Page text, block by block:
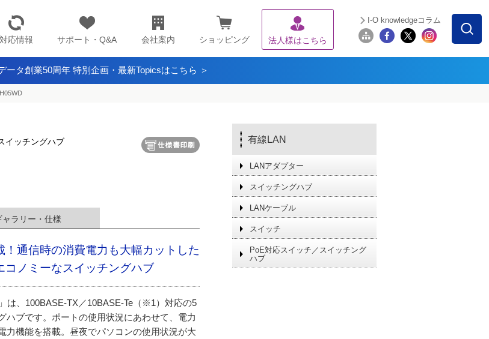
対応情報 サポート・Q&A 会社案内 ショッピング 法人様はこちら
I-O knowledgeコラム
ータ創業50周年 特別企画・最新Topicsはこちら ＞
イッチングハブ
ャラリー・仕様
！通信時の消費電力も大幅カットした
コノミーなスイッチングハブ
は、100BASE-TX／10BASE-Te（※1）対応の5
ハブです。ポートの使用状況にあわせて、電力
力機能を搭載。昼夜でパソコンの使用状況が大
有線LAN
LANアダプター
スイッチングハブ
LANケーブル
スイッチ
PoE対応スイッチ／スイッチング
ハブ